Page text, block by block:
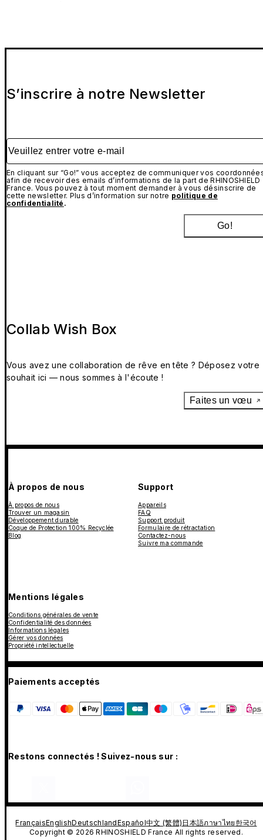
S’inscrire à notre Newsletter
Veuillez entrer votre e-mail
En cliquant sur “Go!” vous acceptez de communiquer vos
afin de recevoir des emails d’informations de la part de RHINOSHIELD
France. Vous pouvez à tout moment demander à vous désinscrire de
cette newsletter. Plus d’information sur notre politique de
confidentialité .
Go!
Collab Wish Box
Vous avez une collaboration de rêve en tête ? Déposez votre
souhait ici — nous sommes à l'écoute !
Faites un vœu
À propos de nous
À propos de nous
Trouver un magasin
Développement durable
Coque de Protection 100% Recyclée
Blog
Support
Appareils
FAQ
Support produit
Formulaire de rétractation
Contactez-nous
Suivre ma commande
Mentions légales
Conditions générales de vente
Confidentialité des données
Informations légales
Gérer vos données
Propriété intellectuelle
Paiements acceptés
Restons connectés ! Suivez-nous sur :
FrançaisEnglishDeutschlandEspañol中文 (繁體) 日本語ภาษาไทย 한국어
Copyright © 2026 RHINOSHIELD France All rights reserved.